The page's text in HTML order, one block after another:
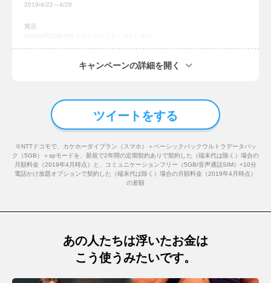
2019/4/22～4/28
賞品
#LINEモバイルに乗り換えて浮いたお金でこれしたい
下記の①～③を両方満たしている人
①ハッシュタグ「
#LINEモバイルに乗り換えて浮いたお金でこれしたい 」をつけ
て、やりたいこと・ほしいものをツイートする
いる
③非公開アカウントではない
スケジュール
当選者の方には、2019年5月中にLINEモバイル公式Twitterアカウント
（@LINEMOBILE_JP）から、DM機能を利用してご連絡します。
その際にお送りする専用のフォームからLINEポイントを付与するためのLINE ID
※当選ご連絡後、5日以内にご連絡が取れない場合、当選は無効とさせていただき
キャンペーンの詳細を開く
ツイートをする
※NTTドコモで、カケホーダイプラン（スマホ）＋ベーシックパックウルトラデータパッ
ク（5GB）＋spモードを、新規で2年間の定期契約ありで契約した（端末代は除く）場合の
月額料金（2019年4月時点）と、コミュニケーションフリー（5GB/音声通話SIM）+10分
電話かけ放題オプションで契約した（端末代は除く）場合の月額料金（2019年4月時点）
の差額
あの人たちは浮いたお金は
こう使うみたいです。